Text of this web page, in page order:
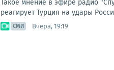
Такое мнение в эфире радио
реагирует Турция на удары
СМИ Вчера, 19:19